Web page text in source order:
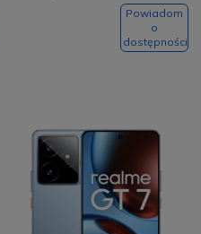
Powiadom
o
dostępności